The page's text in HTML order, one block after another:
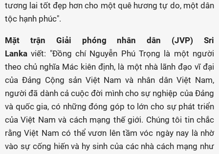
tương lai tốt đẹp hơn cho một quê hương tự do, một dân
tộc hạnh phúc".
Mặt trận Giải phóng nhân dân (JVP) Sri
Lanka viết: "Đồng chí Nguyễn Phú Trọng là một người
theo chủ nghĩa Mác kiên định, là một nhà lãnh đạo vĩ đại
của Đảng Cộng sản Việt Nam và nhân dân Việt Nam,
người đã dành cả cuộc đời mình cho sự nghiệp của Đảng
và quốc gia, có những đóng góp to lớn cho sự phát triển
của Việt Nam và cách mạng thế giới. Chúng tôi tin chắc
rằng Việt Nam có thể vươn lên tầm vóc ngày nay là nhờ
vào sự cống hiến và hy sinh của các nhà cách mạng như